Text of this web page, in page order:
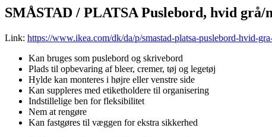
SMÅSTAD / PLATSA Puslebord, hvid grå/
Link: https://www.ikea.com/dk/da/p/smastad-platsa-puslebord-hvid-
Kan bruges som puslebord og skrivebord
Plads til opbevaring af bleer, cremer, tøj og legetøj
Hylde kan monteres i højre eller venstre side
Kan suppleres med etiketholdere til organisering
Indstillelige ben for fleksibilitet
Nem at rengøre
Kan fastgøres til væggen for ekstra sikkerhed